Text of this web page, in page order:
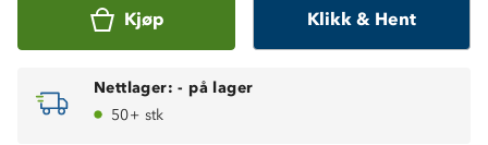
Kjøp Klikk & Hent
Nettlager: - på lager
50+ stk